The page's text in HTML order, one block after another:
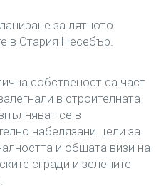
за лятното
в Стария Несебър.
собственост са част
в строителната
се в
набелязани цели за
и общата визи на
сгради и зелените